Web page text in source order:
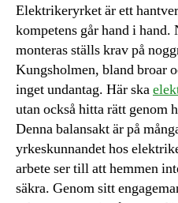
Elektrikeryrket är ett
kompetens går hand i hand.
monteras ställs krav på
Kungsholmen, bland broar
inget undantag. Här ska
utan också hitta rätt genom
Denna balansakt är på
yrkeskunnandet hos
arbete ser till att hemmen
säkra. Genom sitt